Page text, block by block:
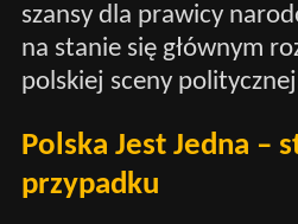
szansy dla prawicy
na stanie się głównym
polskiej sceny
Polska Jest Jedna –
przypadku